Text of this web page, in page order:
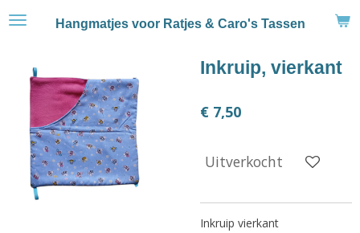
Ga
hoofdinhoud
Hangmatjes voor Ratjes & Caro's Tassen
Inkruip, vierkant
€ 7,50
Uitverkocht
Inkruip vierkant